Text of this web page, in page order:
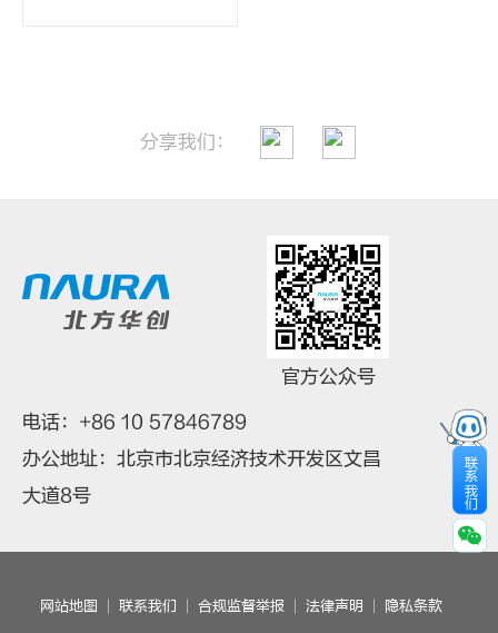
分享我们：
微信扫一扫
电话：+86 10 57846789
办公地址：北京市北京经济技术开发区文昌
大道8号
官方公众号
网站地图 联系我们 合规监督举报 法律声明 隐私条款
联
系
我
们